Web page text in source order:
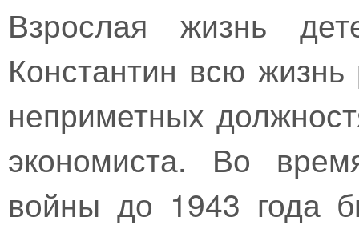
Взрослая жизнь
Константин всю
неприметных
экономиста. Во
войны до 1943 года